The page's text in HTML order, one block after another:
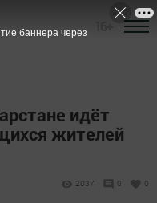
идёт
жителей
2037 0 0
баннера через